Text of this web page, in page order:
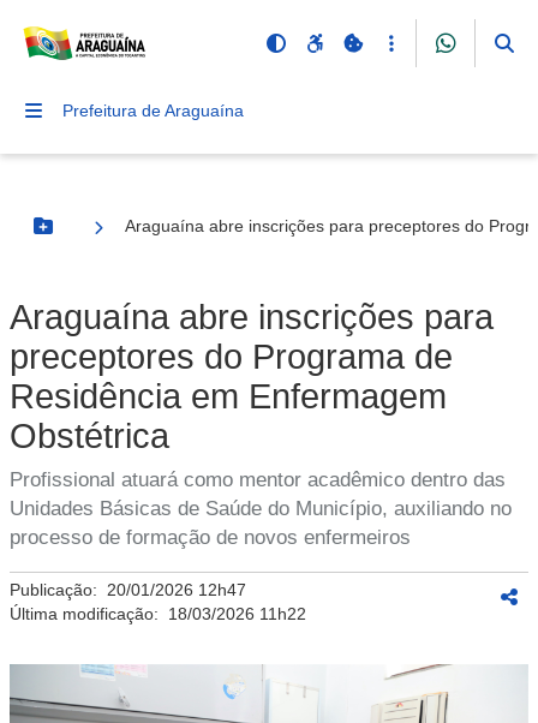
Prefeitura de Araguaína
Botão Menu
Araguaína abre inscrições para preceptores do
Araguaína abre inscrições para
preceptores do Programa de
Residência em Enfermagem
Obstétrica
Profissional atuará como mentor acadêmico dentro das
Unidades Básicas de Saúde do Município, auxiliando no
processo de formação de novos enfermeiros
Publicação: 20/01/2026 12h47
Última modificação: 18/03/2026 11h22